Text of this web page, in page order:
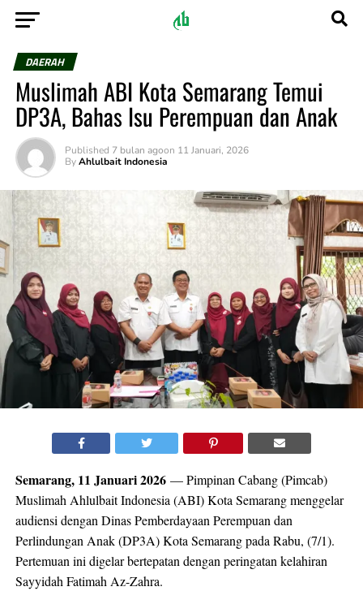
DAERAH
Muslimah ABI Kota Semarang Temui
DP3A, Bahas Isu Perempuan dan Anak
Published 7 bulan agoon 11 Januari, 2026
By Ahlulbait Indonesia
Semarang, 11 Januari 2026— Pimpinan Cabang (Pimcab)
Muslimah Ahlulbait Indonesia (ABI) Kota Semarang menggelar
audiensi dengan Dinas Pemberdayaan Perempuan dan
Perlindungan Anak (DP3A) Kota Semarang pada Rabu, (7/1).
Pertemuan ini digelar bertepatan dengan peringatan kelahiran
Sayyidah Fatimah Az-Zahra.